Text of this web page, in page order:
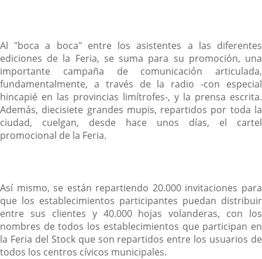
Al "boca a boca" entre los asistentes a las diferentes
ediciones de la Feria, se suma para su promoción, una
importante campaña de comunicación articulada,
fundamentalmente, a través de la radio -con especial
hincapié en las provincias limítrofes-, y la prensa escrita.
Además, diecisiete grandes mupis, repartidos por toda la
ciudad, cuelgan, desde hace unos días, el cartel
promocional de la Feria.
Así mismo, se están repartiendo 20.000 invitaciones para
que los establecimientos participantes puedan distribuir
entre sus clientes y 40.000 hojas volanderas, con los
nombres de todos los establecimientos que participan en
la Feria del Stock que son repartidos entre los usuarios de
todos los centros cívicos municipales.